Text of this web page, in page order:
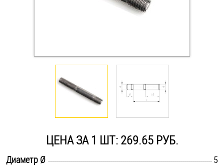
Крюки, кольца с шурупной резьбой
Оснастка и аксессуары для яхт
Саморезы и шурупы
ЦЕНА ЗА 1 ШТ: 269.65 РУБ.
Диаметр Ø
5